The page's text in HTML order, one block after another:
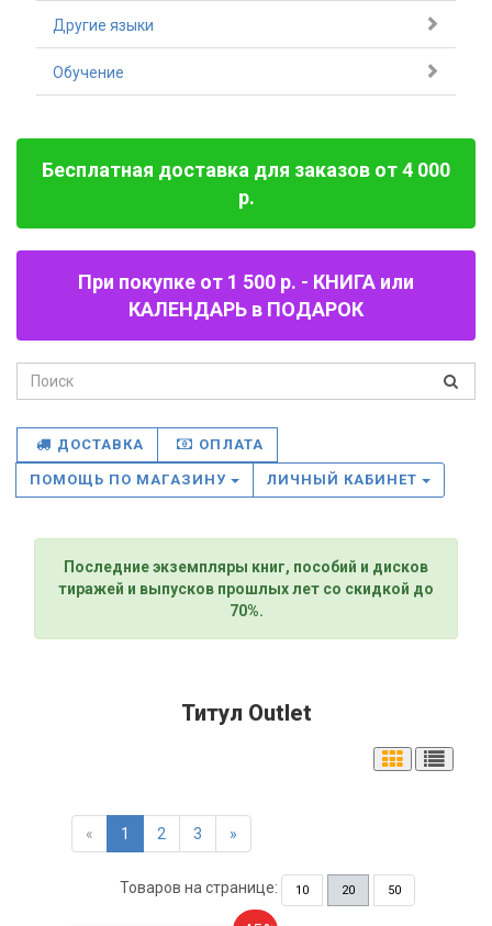
Другие языки
Обучение
Бесплатная доставка для заказов от 4 000
р.
При покупке от 1 500 р. - КНИГА или
КАЛЕНДАРЬ в ПОДАРОК
ДОСТАВКА ОПЛАТА
ПОМОЩЬ ПО МАГАЗИНУ ЛИЧНЫЙ КАБИНЕТ
Последние экземпляры книг, пособий и дисков
тиражей и выпусков прошлых лет со скидкой до
70%.
Титул Outlet
« 1 2 3 »
Товаров на странице: 10 20 50